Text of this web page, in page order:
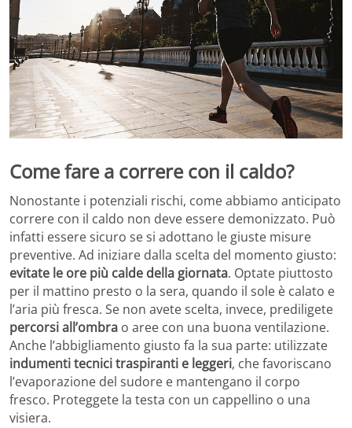
Come fare a correre con il caldo?
Nonostante i potenziali rischi, come abbiamo anticipato
correre con il caldo non deve essere demonizzato. Può
infatti essere sicuro se si adottano le giuste misure
preventive. Ad iniziare dalla scelta del momento giusto:
evitate le ore più calde della giornata. Optate piuttosto
per il mattino presto o la sera, quando il sole è calato e
l’aria più fresca. Se non avete scelta, invece, prediligete
percorsi all’ombra o aree con una buona ventilazione.
Anche l’abbigliamento giusto fa la sua parte: utilizzate
indumenti tecnici traspiranti e leggeri, che favoriscano
l’evaporazione del sudore e mantengano il corpo
fresco. Proteggete la testa con un cappellino o una
visiera.